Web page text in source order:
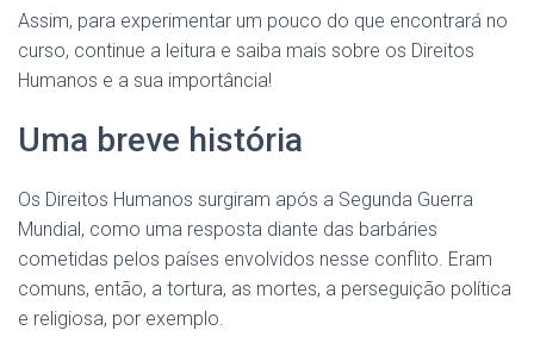
Assim, para experimentar um pouco do que encontrará no
curso, continue a leitura e saiba mais sobre os Direitos
Humanos e a sua importância!
Uma breve história
Os Direitos Humanos surgiram após a Segunda Guerra
Mundial, como uma resposta diante das barbáries
cometidas pelos países envolvidos nesse conflito. Eram
comuns, então, a tortura, as mortes, a perseguição política
e religiosa, por exemplo.